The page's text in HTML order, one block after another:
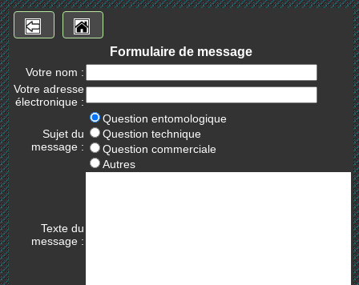
Formulaire de message
Votre nom :
Votre adresse
électronique :
Sujet du
message :
Question entomologique
Question technique
Question commerciale
Autres
Texte du
message :